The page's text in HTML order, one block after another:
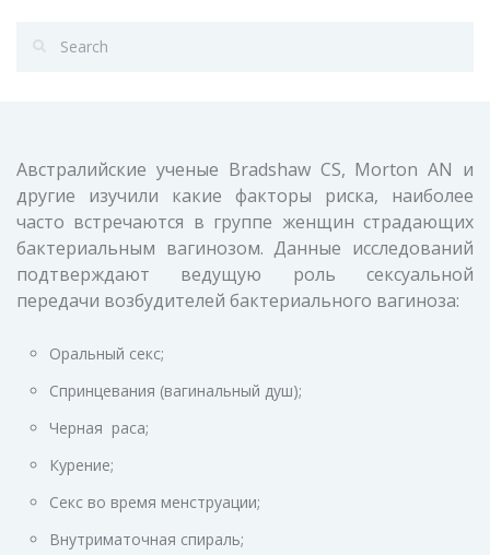
Австралийские ученые Bradshaw CS, Morton AN и
другие изучили какие факторы риска, наиболее
часто встречаются в группе женщин страдающих
бактериальным вагинозом. Данные исследований
подтверждают ведущую роль сексуальной
передачи возбудителей бактериального вагиноза:
Оральный секс;
Спринцевания (вагинальный душ);
Черная раса;
Курение;
Секс во время менструации;
Внутриматочная спираль;